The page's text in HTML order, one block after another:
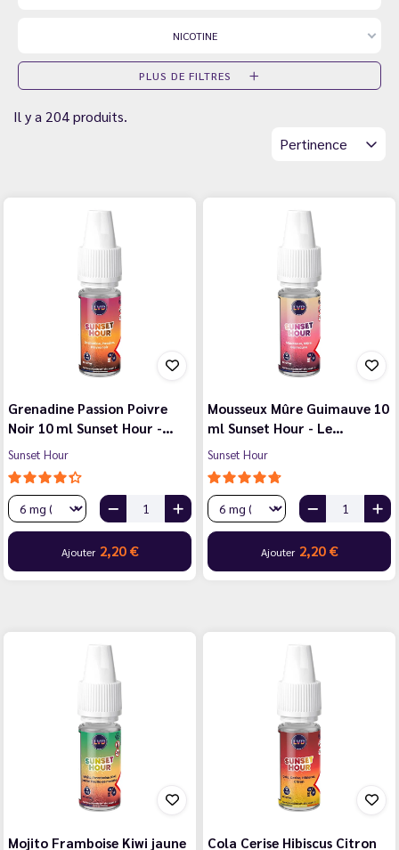
NICOTINE
PLUS DE FILTRES
Il y a 204 produits.
Pertinence
Grenadine Passion Poivre
Noir 10 ml Sunset Hour -…
Sunset Hour
Ajouter 2,20 €
Mousseux Mûre Guimauve 10
ml Sunset Hour - Le…
Sunset Hour
Ajouter 2,20 €
Mojito Framboise Kiwi jaune
Cola Cerise Hibiscus Citron